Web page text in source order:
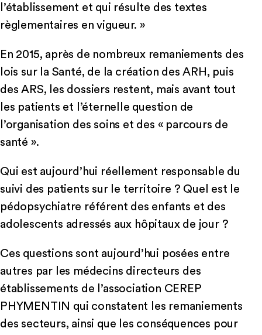
l’établissement et qui résulte des textes
règlementaires en vigueur. »
En 2015, après de nombreux remaniements des
lois sur la Santé, de la création des ARH, puis
des ARS, les dossiers restent, mais avant tout
les patients et l’éternelle question de
l’organisation des soins et des « parcours de
santé ».
Qui est aujourd’hui réellement responsable du
suivi des patients sur le territoire ? Quel est le
pédopsychiatre référent des enfants et des
adolescents adressés aux hôpitaux de jour ?
Ces questions sont aujourd’hui posées entre
autres par les médecins directeurs des
établissements de l’association CEREP
PHYMENTIN qui constatent les remaniements
des secteurs, ainsi que les conséquences pour